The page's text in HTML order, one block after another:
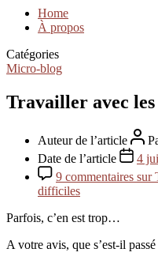
Home
À propos
Catégories
Micro-blog
Travailler avec
Auteur de l’article
Date de l’article
4
9 commentaires sur
difficiles
Parfois, c’en est trop…
A votre avis, que s’est-il